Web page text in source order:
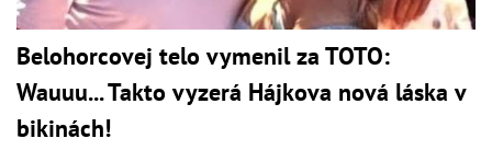
Belohorcovej telo vymenil za TOTO:
Wauuu... Takto vyzerá Hájkova nová láska v
bikinách!